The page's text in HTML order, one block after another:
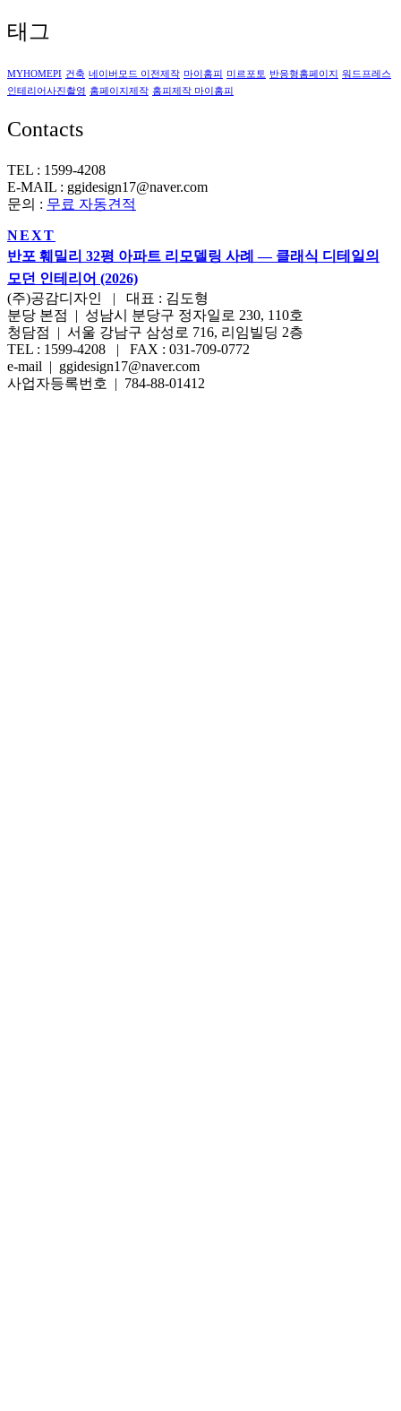
태그
MYHOMEPI 건축 네이버모드 이전제작 마이홈피 미르포토 반응형홈페이지
워드프레스
인테리어사진촬영 홈페이지제작 홈피제작 마이홈피
Contacts
TEL : 1599-4208
E-MAIL : ggidesign17@naver.com
문의 : 무료 자동견적
NEXT
반포 훼밀리 32평 아파트 리모델링 사례 — 클래식 디테일의
모던 인테리어 (2026)
(주)공감디자인 | 대표 : 김도형
분당 본점 | 성남시 분당구 정자일로 230, 110호
청담점 | 서울 강남구 삼성로 716, 리임빌딩 2층
TEL : 1599-4208 | FAX : 031-709-0772
e-mail | ggidesign17@naver.com
사업자등록번호 | 784-88-01412